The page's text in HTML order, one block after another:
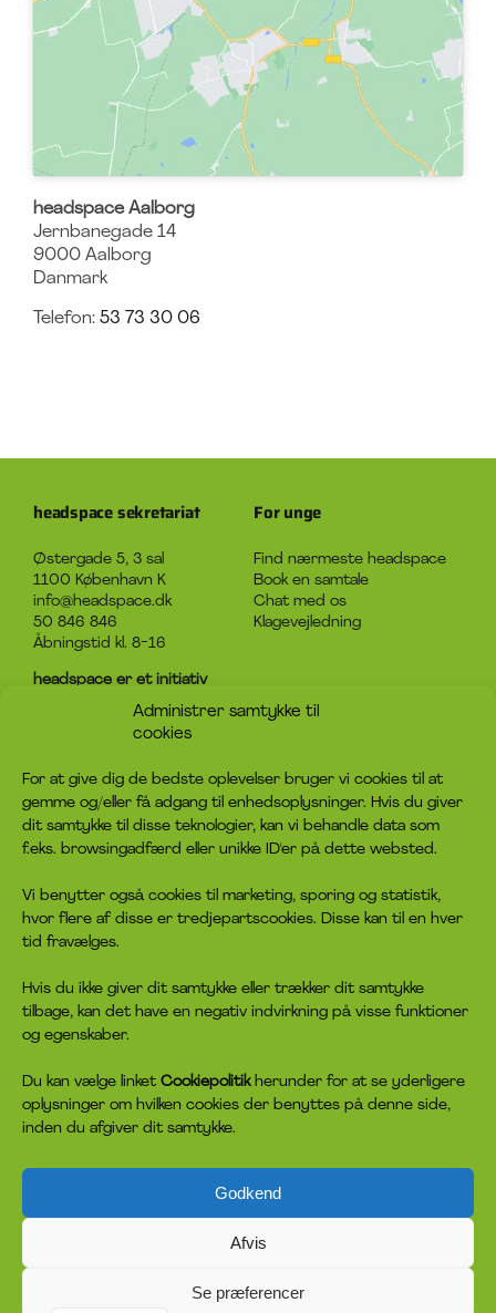
Administrer samtykke til
cookies
For at give dig de bedste oplevelser bruger vi cookies til at
gemme og/eller få adgang til enhedsoplysninger. Hvis du giver
dit samtykke til disse teknologier, kan vi behandle data som
f.eks. browsingadfærd eller unikke ID'er på dette websted.
Vi benytter også cookies til marketing, sporing og statistik,
hvor flere af disse er tredjepartscookies. Disse kan til en hver
tid fravælges.
Hvis du ikke giver dit samtykke eller trækker dit samtykke
tilbage, kan det have en negativ indvirkning på visse funktioner
og egenskaber.
Du kan vælge linket Cookiepolitikherunder for at se yderligere
oplysninger om hvilken cookies der benyttes på denne side,
inden du afgiver dit samtykke.
Godkend
Afvis
Se præferencer
headspace Aalborg
Jernbanegade 14
9000 Aalborg
Danmark
Telefon: 53 73 30 06
headspace sekretariat
Østergade 5, 3 sal
1100 København K
info@headspace.dk
50 846 846
Åbningstid kl. 8-16
headspace er et initiativ
under Det Sociale Netværk
CVR-nummer: 31920124
For unge
Find nærmeste headspace
Book en samtale
Chat med os
Klagevejledning
Om headspace
Hvad er headspace?
Rådgivningen
Job
Cookiepolitik
Kontakt
Kontakt os
Bliv frivillig
Bliv medlem
headspace er på ingen måde tilknyttet, sponsoreret eller har anden
tilslutning til ejeren af meditations- og mindfulness-app’en Headspace
Grundideen i headspace er, at hjælpen skal være på de unges
samarbejde på tværs er nøglen til at hjælpe unge i headspace.